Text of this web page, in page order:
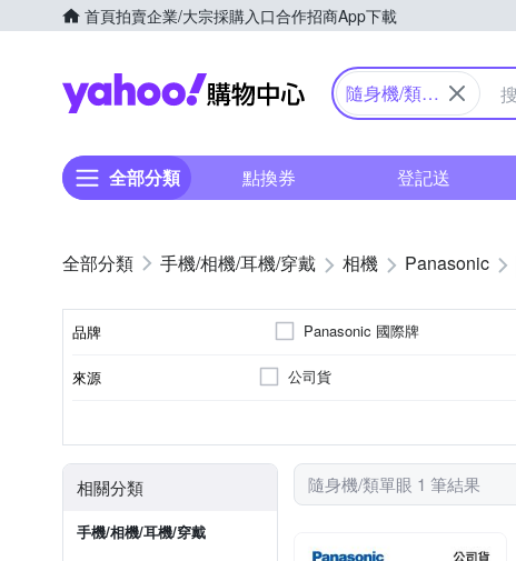
首頁拍賣企業/大宗採購入口合作招商App下載
Yahoo購物中心
隨身機/類單
全部分類 點換券 登記送
手機/相機/耳機/穿戴 相機 Panasonic
品牌 Panasonic 國際牌
來源 公司貨
相關分類
手機/相機/耳機/穿戴
隨身機/類單眼 1 筆結果